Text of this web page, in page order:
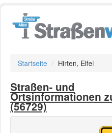
Startseite Hirten, Eifel
Straßen- und
Ortsinformationen
(56729)